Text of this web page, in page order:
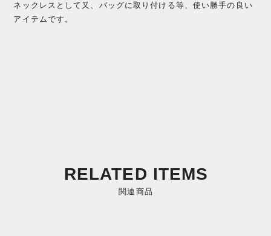
ネックレスとして又、バッグに取り付ける等、使い勝手の良い
アイテムです。
RELATED ITEMS
関連商品